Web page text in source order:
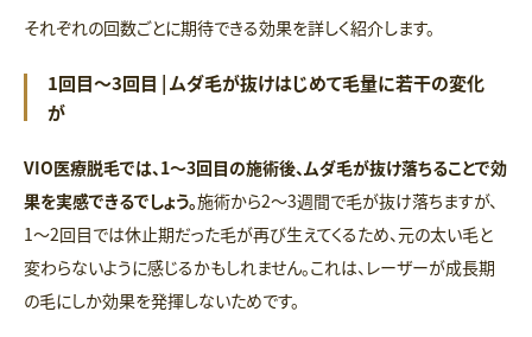
それぞれの回数ごとに期待できる効果を詳しく紹介します。
1回目～3回目 | ムダ毛が抜けはじめて毛量に若干の変化
が
VIO医療脱毛では、1〜3回目の施術後、ムダ毛が抜け落ちることで効
果を実感できるでしょう。施術から2〜3週間で毛が抜け落ちますが、
1〜2回目では休止期だった毛が再び生えてくるため、元の太い毛と
変わらないように感じるかもしれません。これは、レーザーが成長期
の毛にしか効果を発揮しないためです。